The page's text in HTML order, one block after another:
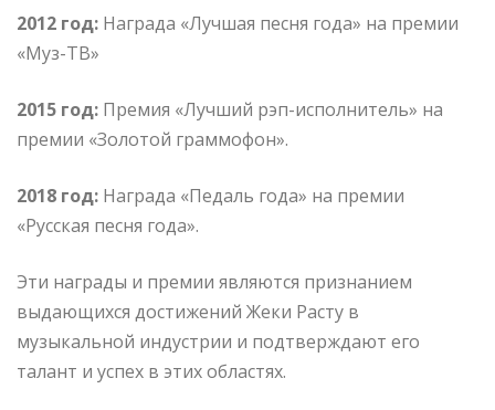
2012 год: Награда «Лучшая песня года» на премии
«Муз-ТВ»
2015 год: Премия «Лучший рэп-исполнитель» на
премии «Золотой граммофон».
2018 год: Награда «Педаль года» на премии
«Русская песня года».
Эти награды и премии являются признанием
выдающихся достижений Жеки Расту в
музыкальной индустрии и подтверждают его
талант и успех в этих областях.